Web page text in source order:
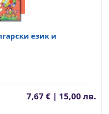
език и
7,67 € | 15,00 лв.